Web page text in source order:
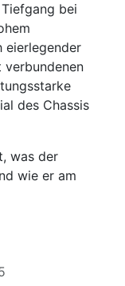
bei
eierlegender
verbundenen
des Chassis
was der
wie er am